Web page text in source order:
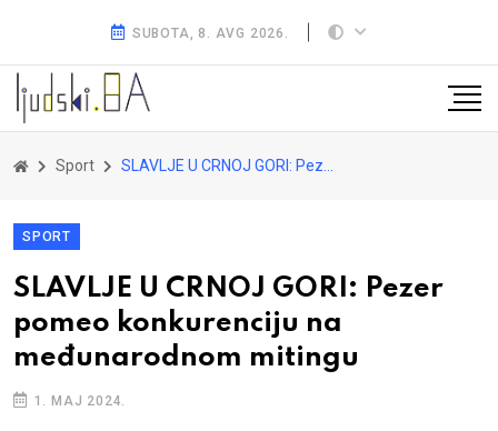
SUBOTA, 8. AVG 2026.
Sport SLAVLJE U CRNOJ GORI: Pezer pomeo konkurenciju na međunarodnom mitingu
SPORT
SLAVLJE U CRNOJ GORI: Pezer
pomeo konkurenciju na
međunarodnom mitingu
1. MAJ 2024.